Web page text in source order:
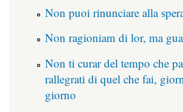
Non puoi rinunciare alla
Non ragioniam di lor, ma
Non ti curar del tempo che
rallegrati di quel che fai,
giorno